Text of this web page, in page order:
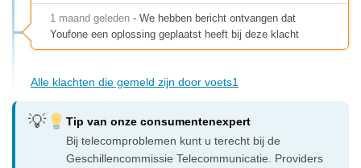
1 maand geleden - We hebben bericht ontvangen dat
Youfone een oplossing geplaatst heeft bij deze klacht
Alle klachten die gemeld zijn door voets1
Tip van onze consumentenexpert
Bij telecomproblemen kunt u terecht bij de
Geschillencommissie Telecommunicatie. Providers